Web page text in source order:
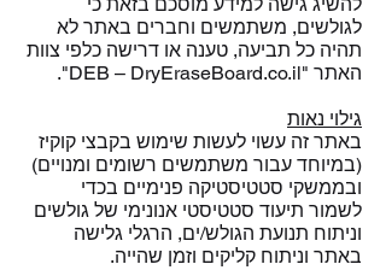
לגולשים, משתמשים וחברים באתר לא
תהיה כל תביעה, טענה או דרישה כלפי צוות
האתר "DEB – DryEraseBoard.co.il".
גילוי נאות
באתר זה עשוי לעשות שימוש בקבצי קוקיז
(במיוחד עבור משתמשים רשומים ומנויים)
ובממשקי סטטיסטיקה פנימיים בכדי
לשמור תיעוד סטטיסטי אנונימי של גולשים
וניתוח תנועת הגולש/ים, הרגלי גלישה
באתר וניתוח קליקים וזמן שהייה.